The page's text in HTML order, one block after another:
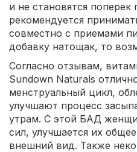
и не становятся
рекомендуется
совместно с приемами
добавку натощак, то
Согласно отзывам,
Sundown Naturals
менструальный цикл,
улучшают процесс
утрам. С этой БАД
сил, улучшается их
внешний вид. Также